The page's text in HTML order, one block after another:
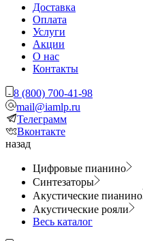
Доставка
Оплата
Услуги
Акции
О нас
Контакты
8 (800) 700-41-98
mail@iamlp.ru
Телеграмм
Вконтакте
назад
Цифровые пианино
Синтезаторы
Акустические пианино
Акустические рояли
Весь каталог